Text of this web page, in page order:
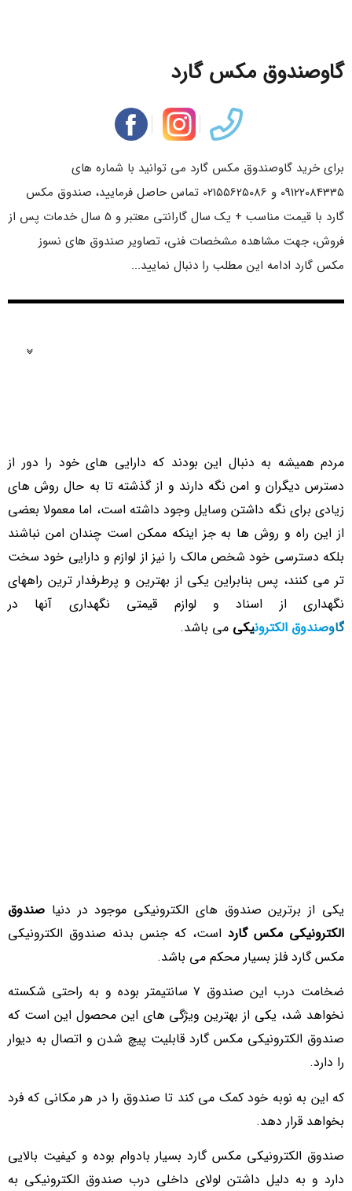
گاوصندوق مکس گارد
برای خرید گاوصندوق مکس گارد می توانید با شماره های
09122084335 و 02155625086 تماس حاصل فرمایید، صندوق مکس
گارد با قیمت مناسب + یک سال گارانتی معتبر و 5 سال خدمات پس از
فروش، جهت مشاهده مشخصات فنی، تصاویر صندوق های نسوز
مکس گارد ادامه این مطلب را دنبال نمایید...
مردم همیشه به دنبال این بودند که دارایی‌ های خود را دور از
دسترس دیگران و امن نگه دارند و از گذشته تا به حال روش های
زیادی برای نگه داشتن وسایل وجود داشته است، اما معمولا بعضی
از این راه و روش ها به جز اینکه ممکن است چندان امن نباشند
بلکه دسترسی خود شخص مالک را نیز از لوازم و دارایی خود سخت
تر می کنند، پس بنابراین یکی از بهترین و پرطرفدار ترین راههای
نگهداری از اسناد و لوازم قیمتی نگهداری آنها در
گاوصندوق الکترونیکی می باشد.
یکی از برترین صندوق های الکترونیکی موجود در دنیا صندوق
الکترونیکی مکس گارد است، که جنس بدنه صندوق الکترونیکی
مکس گارد فلز بسیار محکم می باشد.
ضخامت درب این صندوق ۷ سانتیمتر بوده و به راحتی شکسته
نخواهد شد، یکی از بهترین ویژگی های این محصول این است که
صندوق الکترونیکی مکس گارد قابلیت پیچ شدن و اتصال به دیوار
را دارد.
که این به نوبه خود کمک می کند تا صندوق را در هر مکانی که فرد
بخواهد قرار دهد.
صندوق الکترونیکی مکس گارد بسیار بادوام بوده و کیفیت بالایی
دارد و به دلیل داشتن لولای داخلی درب صندوق الکترونیکی به